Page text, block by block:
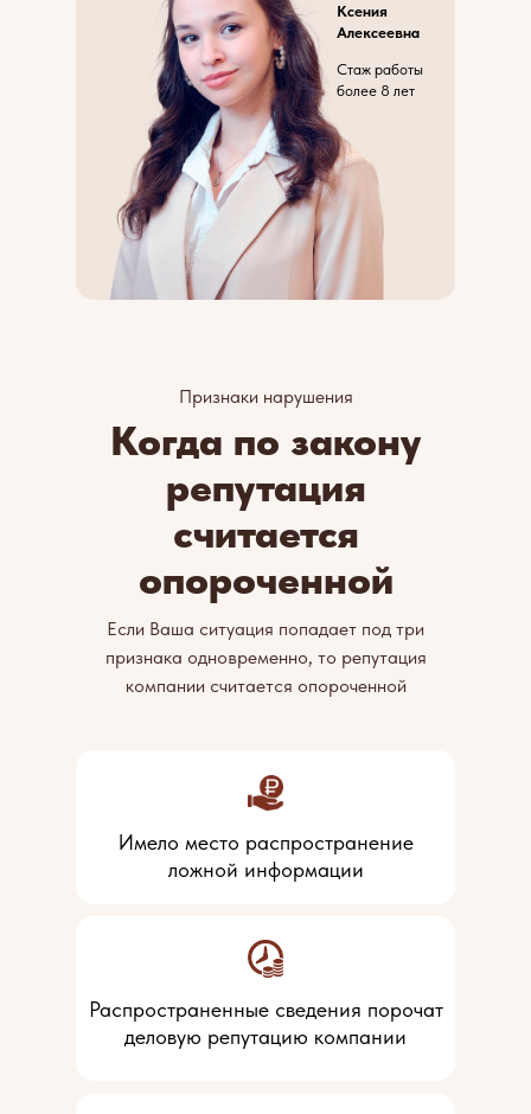
Ксения
Алексеевна
Стаж работы
более 8 лет
Когда по закону
репутация
считается
опороченной
Признаки нарушения
Если Ваша ситуация попадает под три
признака одновременно, то репутация
компании считается опороченной
Имело место распространение
ложной информации
Распространенные сведения порочат
деловую репутацию компании